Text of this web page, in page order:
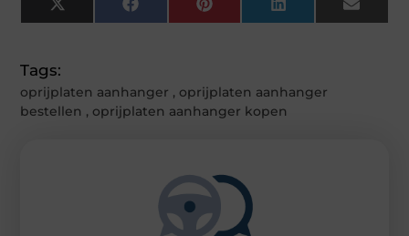
X
(Twitter)
FacebookPinterestLinkedInEmail
Tags:
oprijplaten aanhanger , oprijplaten aanhanger
bestellen , oprijplaten aanhanger kopen